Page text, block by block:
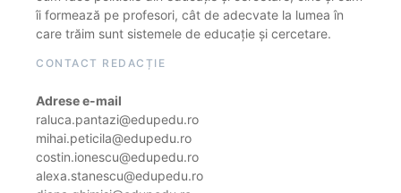
îi formează pe profesori, cât de adecvate la lumea în
care trăim sunt sistemele de educație și cercetare.
CONTACT REDACȚIE
Adrese e-mail
raluca.pantazi@edupedu.ro
mihai.peticila@edupedu.ro
costin.ionescu@edupedu.ro
alexa.stanescu@edupedu.ro